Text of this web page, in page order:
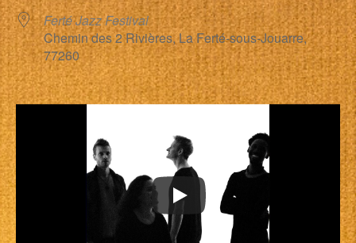
Ferté Jazz Festival
Chemin des 2 Rivières, La Ferté-sous-Jouarre,
77260